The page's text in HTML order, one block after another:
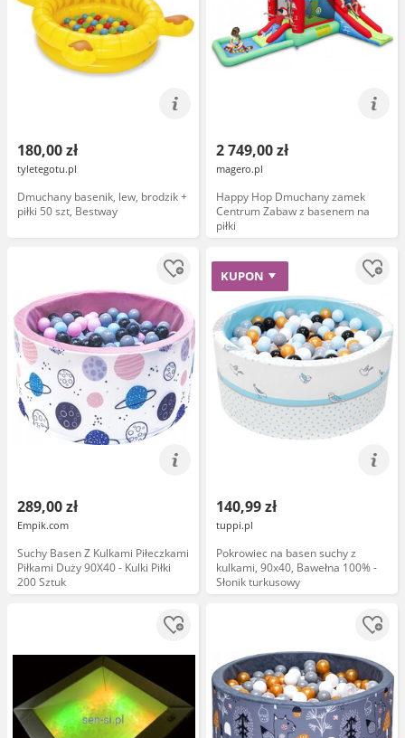
180,00 zł
tyletegotu.pl
Dmuchany basenik, lew, brodzik +
piłki 50 szt, Bestway
2 749,00 zł
magero.pl
Happy Hop Dmuchany zamek
Centrum Zabaw z basenem na
piłki
289,00 zł
Empik.com
Suchy Basen Z Kulkami Piłeczkami
Piłkami Duży 90X40 - Kulki Piłki
200 Sztuk
KUPON
140,99 zł
tuppi.pl
Pokrowiec na basen suchy z
kulkami, 90x40, Bawełna 100% -
Słonik turkusowy